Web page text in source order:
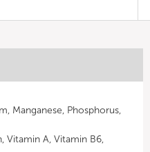
Manganese, Phosphorus,
Vitamin A, Vitamin B6,